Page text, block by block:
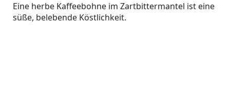
Eine herbe Kaffeebohne im Zartbittermantel ist eine
süße, belebende Köstlichkeit.